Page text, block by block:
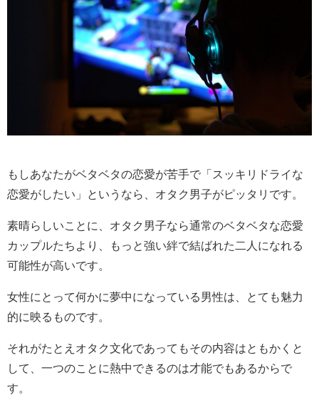
もしあなたがベタベタの恋愛が苦手で「スッキリドライな
恋愛がしたい」というなら、オタク男子がピッタリです。
素晴らしいことに、オタク男子なら通常のベタベタな恋愛
カップルたちより、もっと強い絆で結ばれた二人になれる
可能性が高いです。
女性にとって何かに夢中になっている男性は、とても魅力
的に映るものです。
それがたとえオタク文化であってもその内容はともかくと
して、一つのことに熱中できるのは才能でもあるからで
す。